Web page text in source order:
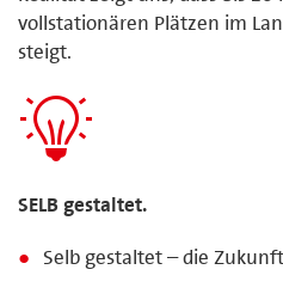
vollstationären Plätzen im
steigt.
SELB gestaltet.
Selb gestaltet – die